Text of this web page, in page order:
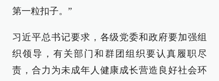
第一粒扣子。”
习近平总书记要求，各级党委和政府要加强组
织领导，有关部门和群团组织要认真履职尽
责，合力为未成年人健康成长营造良好社会环